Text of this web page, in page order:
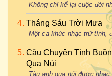
Không chỉ kể lại cuộc đời
Tháng Sáu Trời Mưa
Một ca khúc nhạc trữ tình,
Câu Chuyện Tình
Qua Núi
Tàu anh qua núi được